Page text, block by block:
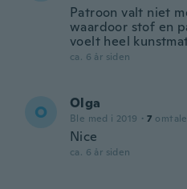
Patroon valt niet
waardoor stof en
voelt heel
ca. 6 år siden
O Olga
Ble med i 2019 · 7
Nice
ca. 6 år siden